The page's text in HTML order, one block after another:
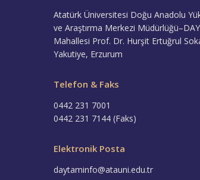
Atatürk Üniversitesi Doğu Anadolu
ve Araştırma Merkezi
Mahallesi Prof. Dr. Hurşit Ertuğrul
Yakutiye, Erzurum
Telefon & Faks
0442 231 7001
0442 231 7144 (Faks)
Elektronik Posta
daytaminfo@atauni.edu.tr